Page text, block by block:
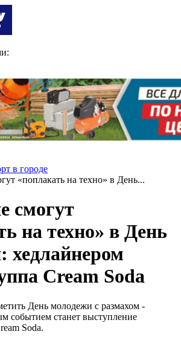
в городе
«поплакать на техно» в День...
смогут
на техно» в День
хедлайнером
Cream Soda
День молодежи с размахом -
событием станет выступление
Soda.